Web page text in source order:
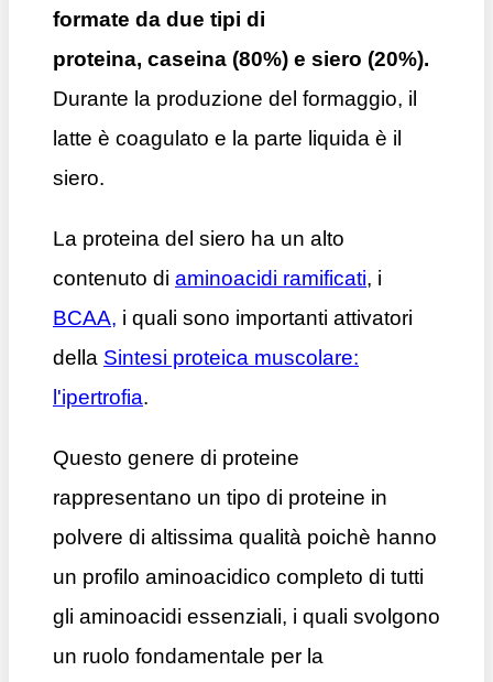
formate da due tipi di
proteina, caseina (80%) e siero (20%).
Durante la produzione del formaggio, il
latte è coagulato e la parte liquida è il
siero.
La proteina del siero ha un alto
contenuto di aminoacidi ramificati, i
BCAA, i quali sono importanti attivatori
della Sintesi proteica muscolare:
l'ipertrofia.
Questo genere di proteine
rappresentano un tipo di proteine in
polvere di altissima qualità poichè hanno
un profilo aminoacidico completo di tutti
gli aminoacidi essenziali, i quali svolgono
un ruolo fondamentale per la